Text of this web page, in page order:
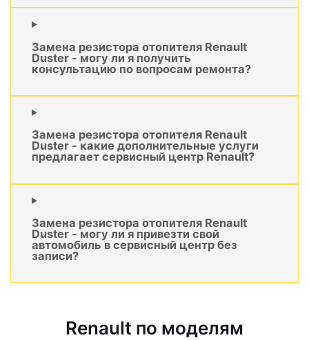
Замена резистора отопителя Renault
Duster - могу ли я получить
консультацию по вопросам ремонта?
Замена резистора отопителя Renault
Duster - какие дополнительные услуги
предлагает сервисный центр Renault?
Замена резистора отопителя Renault
Duster - могу ли я привезти свой
автомобиль в сервисный центр без
записи?
Renault по моделям